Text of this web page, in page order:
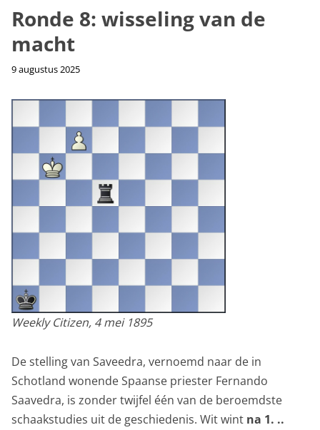
Ronde 8: wisseling van de
macht
9 augustus 2025
Weekly Citizen, 4 mei 1895
De stelling van Saveedra, vernoemd naar de in
Schotland wonende Spaanse priester Fernando
Saavedra, is zonder twijfel één van de beroemdste
schaakstudies uit de geschiedenis. Wit wint na 1. ..